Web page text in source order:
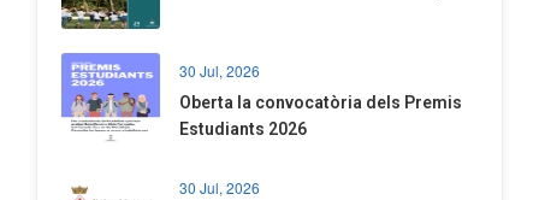
30 Jul, 2026
Oberta la convocatòria dels Premis
Estudiants 2026
30 Jul, 2026